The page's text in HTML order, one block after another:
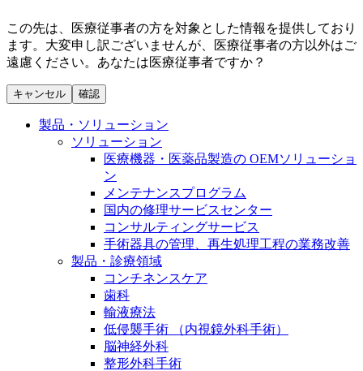
ソリューション
製品・診療領域
製品ポートフォリオ​
こちらの製品ポートフォリオからも、製品をお探しい
ただくことができます。
膝関節の構造とその疾患
身体の中で最も大きい関節である膝関節。日常の生活
を支える、その機能や特徴とは？傷めてしまった場合
には、どのような治療の選択肢があるのでしょう。
ビー・ブラウンエースクラッﾌﾟで新たな可能性を見つ
けませんか？現在募集中のポジションをご覧いただけ
ます。
ニューススペース
ニュースリリース
医療従事者さま向けニュース
会社
私たちの責任
ニューススペース
この先は、医療従事者の方を対象とした情報を提供しており
ます。大変申し訳ございませんが、医療従事者の方以外はご
遠慮ください。あなたは医療従事者ですか？
キャンセル 確認
製品・ソリューション
ソリューション
医療機器・医薬品製造の OEMソリューショ
ン
メンテナンスプログラム
国内の修理サービスセンター
コンサルティングサービス
手術器具の管理、再生処理工程の業務改善
製品・診療領域
コンチネンスケア
歯科
輸液療法
低侵襲手術 （内視鏡外科手術）
脳神経外科
整形外科手術